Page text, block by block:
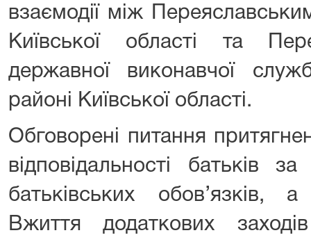
взаємодії між
Київської області та
державної виконавчої
районі Київської області.
Обговорені питання
відповідальності батьків
батьківських обов’язків,
Вжиття додаткових